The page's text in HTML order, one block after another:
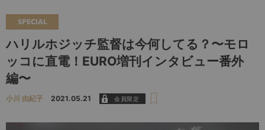
SPECIAL
ハリルホジッチ監督は今何してる？〜モロ
ッコに直電！EURO増刊インタビュー番外
編〜
小川 由紀子 2021.05.21